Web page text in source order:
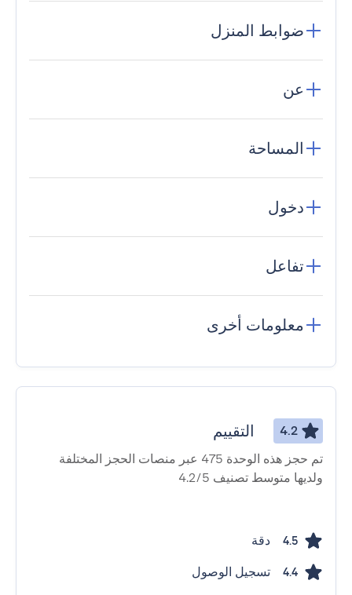
ضوابط المنزل
عن
المساحة
دخول
تفاعل
معلومات أخرى
4.2 التقييم
تم حجز هذه الوحدة 475 عبر منصات الحجز المختلفة
ولديها متوسط ​​تصنيف 4.2/5
4.5 دقة
4.4 تسجيل الوصول